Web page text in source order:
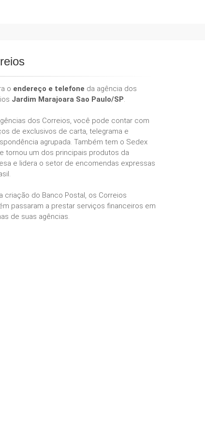
o endereço e telefone da agência dos
Jardim Marajoara Sao Paulo/SP.
dos Correios, você pode contar com
de exclusivos de carta, telegrama e
agrupada. Também tem o Sedex
tornou um dos principais produtos da
e lidera o setor de encomendas expressas
criação do Banco Postal, os Correios
passaram a prestar serviços financeiros em
de suas agências.